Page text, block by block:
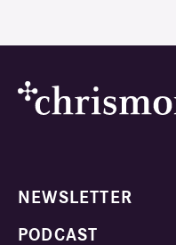
NEWSLETTER
PODCAST